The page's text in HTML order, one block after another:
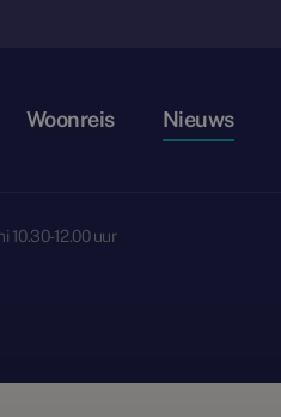
Woonreis Nieuws
10.30-12.00 uur